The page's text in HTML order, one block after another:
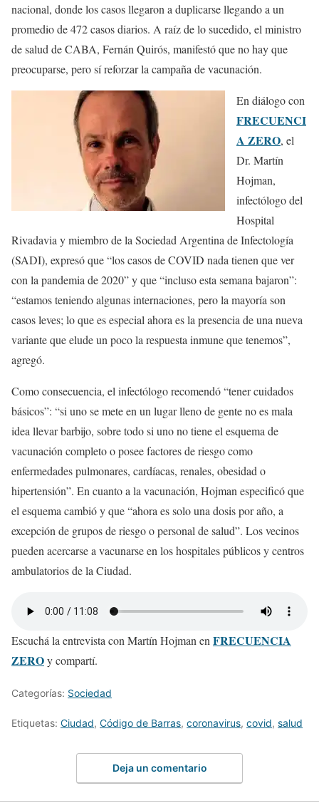
nacional, donde los casos llegaron a duplicarse llegando a un
promedio de 472 casos diarios. A raíz de lo sucedido, el ministro
de salud de CABA, Fernán Quirós, manifestó que no hay que
preocuparse, pero sí reforzar la campaña de vacunación.
En diálogo con
FRECUENCI
A ZERO, el
Dr. Martín
Hojman,
infectólogo del
Hospital
Rivadavia y miembro de la Sociedad Argentina de Infectología
(SADI), expresó que “los casos de COVID nada tienen que ver
con la pandemia de 2020” y que “incluso esta semana bajaron”:
“estamos teniendo algunas internaciones, pero la mayoría son
casos leves; lo que es especial ahora es la presencia de una nueva
variante que elude un poco la respuesta inmune que tenemos”,
agregó.
Como consecuencia, el infectólogo recomendó “tener cuidados
básicos”: “si uno se mete en un lugar lleno de gente no es mala
idea llevar barbijo, sobre todo si uno no tiene el esquema de
vacunación completo o posee factores de riesgo como
enfermedades pulmonares, cardíacas, renales, obesidad o
hipertensión”. En cuanto a la vacunación, Hojman especificó que
el esquema cambió y que “ahora es solo una dosis por año, a
excepción de grupos de riesgo o personal de salud”. Los vecinos
pueden acercarse a vacunarse en los hospitales públicos y centros
ambulatorios de la Ciudad.
Escuchá la entrevista con Martín Hojman en FRECUENCIA
ZEROy compartí.
Categorías: Sociedad
Etiquetas: Ciudad, Código de Barras, coronavirus, covid, salud
Deja un comentario